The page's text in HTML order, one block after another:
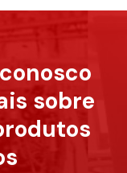
sobre